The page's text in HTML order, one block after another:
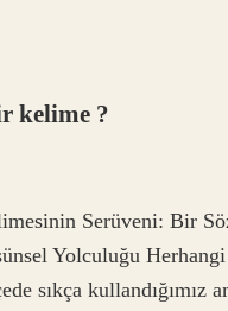
kelime ?
Serüveni: Bir
Yolculuğu Herhangi
sıkça kullandığımız